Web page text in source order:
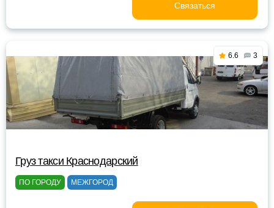
Связаться
6.6 3
Груз такси Краснодарский
ПО ГОРОДУ МЕЖГОРОД